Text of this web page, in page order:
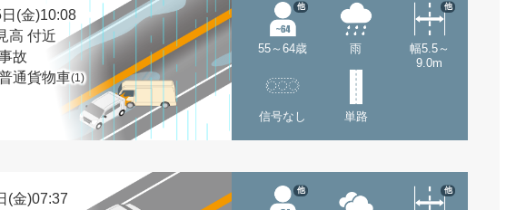
(金)10:08
高 付近
故
通貨物車(1)
55～64歳
他
雨
幅5.5～
9.0m
他
信号なし 単路
(金)07:37
他 他